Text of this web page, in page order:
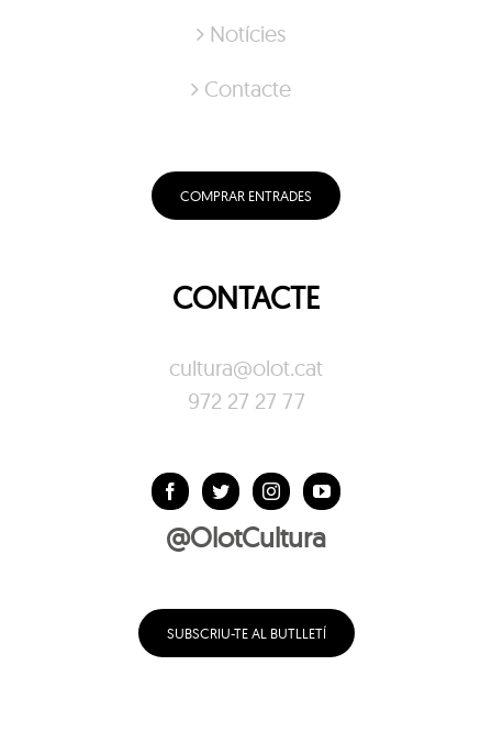
Notícies
Contacte
COMPRAR ENTRADES
CONTACTE
cultura@olot.cat
972 27 27 77
@OlotCultura
SUBSCRIU-TE AL BUTLLETÍ